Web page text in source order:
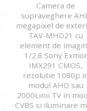
Camera de
supraveghere
megapixel de
TAV-MHD21 cu
element de
1/2.8 Sony Exmor
IMX291 CMOS,
rezolutie 1080p
modul AHD sau
2000Linii TV in
CVBS si iluminare